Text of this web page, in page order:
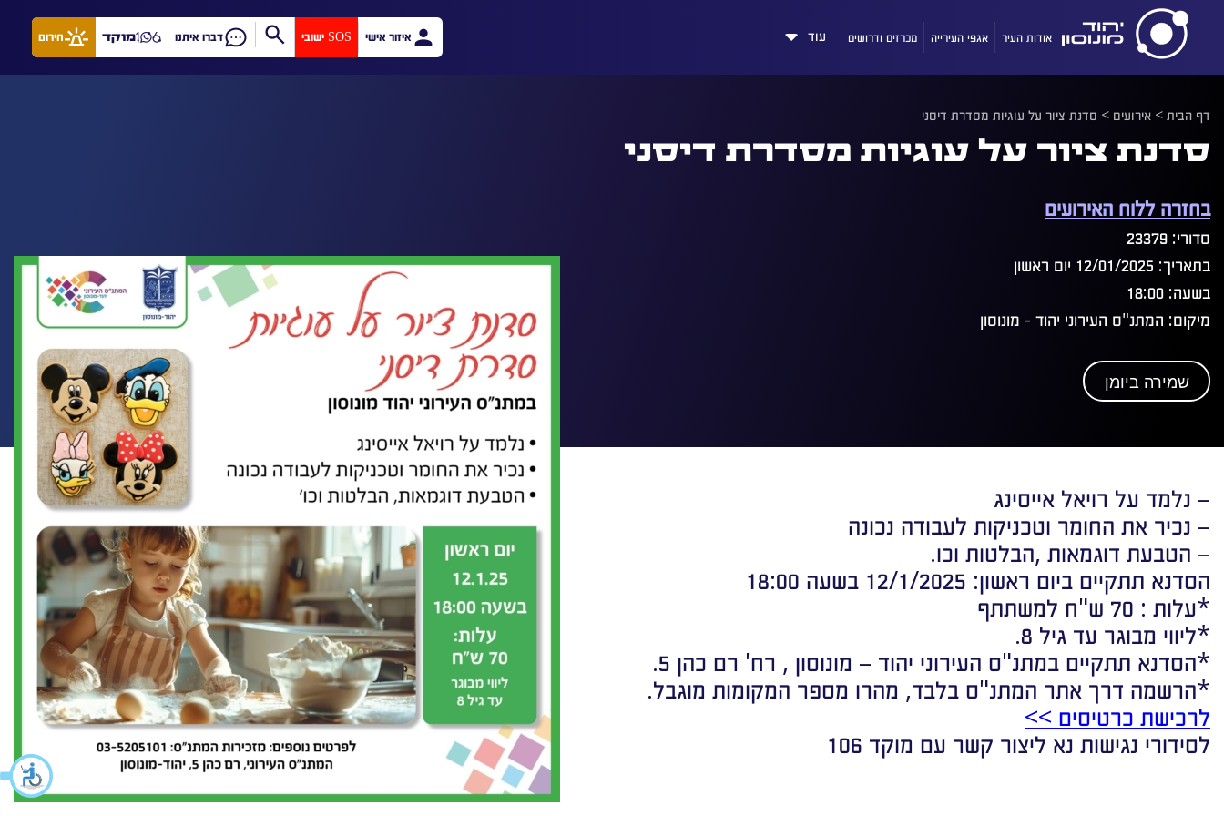
אודות העיר אגפי העירייה מכרזים ודרושים עוד איזור אישי SOS ישובי דברו איתנו מוקד חירום
דף הבית> אירועים > סדנת ציור על עוגיות מסדרת דיסני
סדנת ציור על עוגיות מסדרת דיסני
בחזרה ללוח האירועים
סדורי: 23379
בתאריך: 12/01/2025 יום ראשון
בשעה: 18:00
מיקום: המתנ"ס העירוני יהוד - מונוסון
שמירה ביומן
– נלמד על רויאל אייסינג
– נכיר את החומר וטכניקות לעבודה נכונה
– הטבעת דוגמאות ,הבלטות וכו.
הסדנא תתקיים ביום ראשון: 12/1/2025 בשעה 18:00
*עלות : 70 ש"ח למשתתף
*ליווי מבוגר עד גיל 8.
*הסדנא תתקיים במתנ"ס העירוני יהוד – מונוסון , רח' רם כהן 5.
*הרשמה דרך אתר המתנ"ס בלבד, מהרו מספר המקומות מוגבל.
לרכישת כרטיסים >>
לסידורי נגישות נא ליצור קשר עם מוקד 106